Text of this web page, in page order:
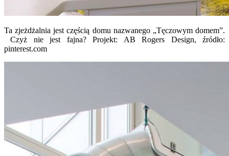
Ta zjeżdżalnia jest częścią domu nazwanego „Tęczowym domem”.
Czyż nie jest fajna? Projekt: AB Rogers Design, źródło:
pinterest.com